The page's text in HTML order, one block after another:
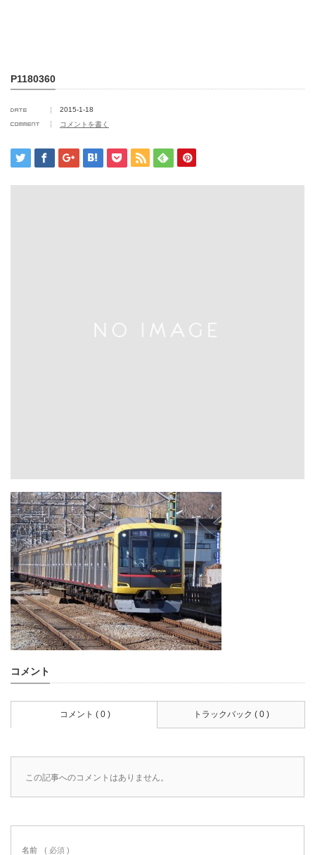
P1180360
2015-1-18
コメントを書く
コメント
コメント ( 0 ) トラックバック ( 0 )
この記事へのコメントはありません。
名前 ( 必須 )